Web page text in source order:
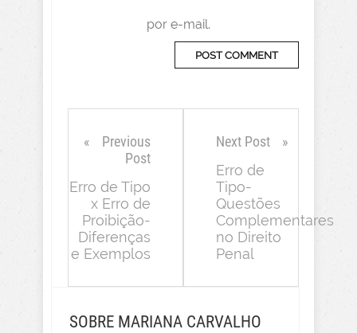
por e-mail.
Previous
Post
Erro de Tipo
x Erro de
Proibição-
Diferenças
e Exemplos
Next Post
Erro de
Tipo-
Questões
Complementares
no Direito
Penal
SOBRE MARIANA CARVALHO